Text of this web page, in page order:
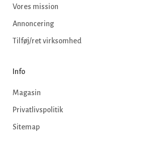
Vores mission
Annoncering
Tilføj/ret virksomhed
Info
Magasin
Privatlivspolitik
Sitemap